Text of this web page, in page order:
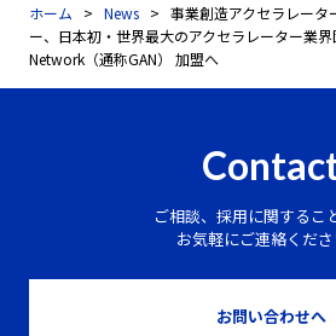
ホーム News
事業創造アクセラレー
ー、日本初・世界最大のアクセラレーター業
Network（通称GAN） 加盟へ
ご相談、採用に関するこ
お気軽にご連絡くださ
お問い合わせへ